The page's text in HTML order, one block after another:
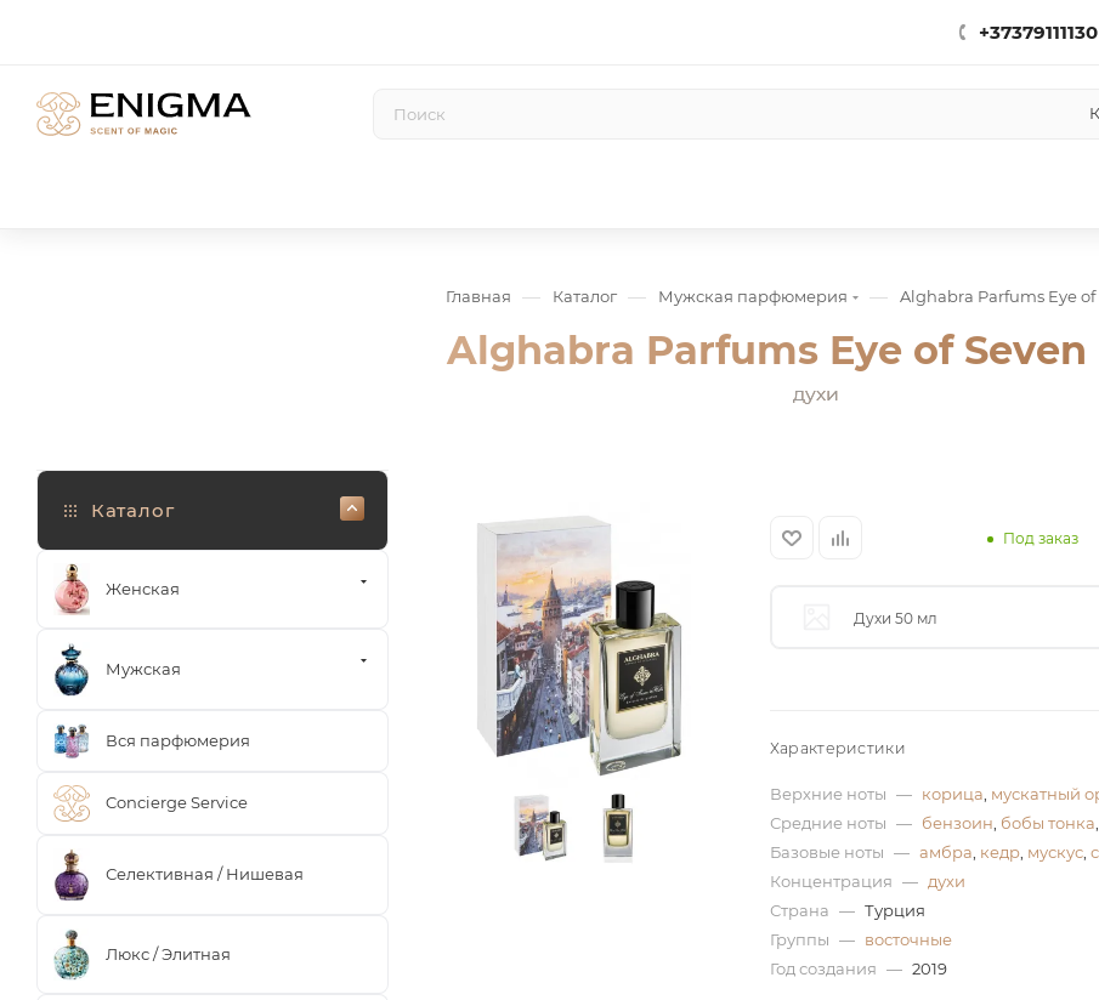
+37379111130
Главная — Каталог — Мужская парфюмерия — Alghabra Parfums Eye
Alghabra Parfums Eye of Seven
духи
Под заказ
Духи 50 мл
Характеристики
Верхние ноты — корица, мускатный
Средние ноты — бензоин, бобы тонка,
Базовые ноты — амбра, кедр, мускус,
Концентрация — духи
Страна — Турция
Группы — восточные
Год создания — 2019
Каталог
Женская
Мужская
Вся парфюмерия
Concierge Service
Селективная / Нишевая
Люкс / Элитная